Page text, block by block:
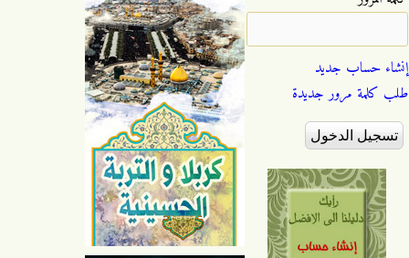
إنشاء حساب جديد
طلب كلمة مرور جديدة